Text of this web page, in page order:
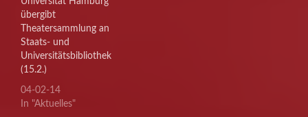
übergibt
Theatersammlung an
Staats- und
Universitätsbibliothek
(15.2.)
04-02-14
In "Aktuelles"